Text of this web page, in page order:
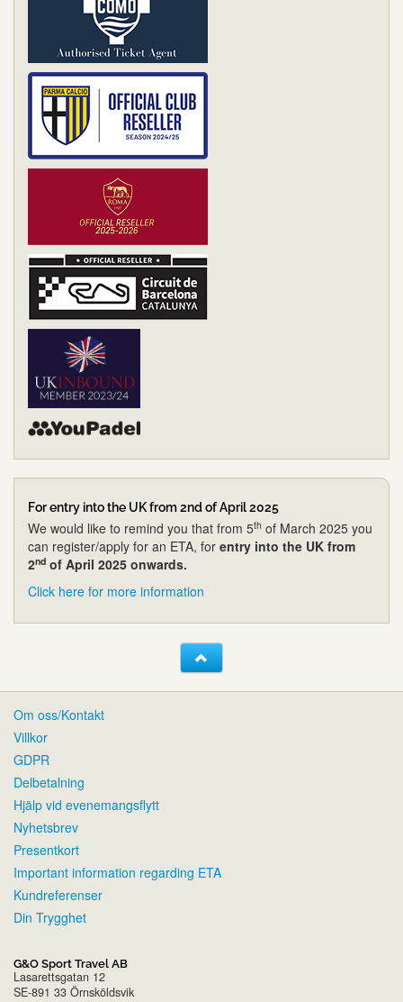
For entry into the UK from 2nd of April 2025
We would like to remind you that from 5th of March 2025 you
can register/apply for an ETA, for entry into the UK from
2nd of April 2025 onwards.
Click here for more information
Om oss/Kontakt
Villkor
GDPR
Delbetalning
Hjälp vid evenemangsflytt
Nyhetsbrev
Presentkort
Important information regarding ETA
Kundreferenser
Din Trygghet
G&O Sport Travel AB
Lasarettsgatan 12
SE-891 33 Örnsköldsvik